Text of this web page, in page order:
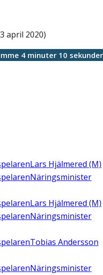
april 2020)
4 minuter 10 sekunder
Lars Hjälmered (M)
Näringsminister
Lars Hjälmered (M)
Näringsminister
Tobias Andersson
Näringsminister